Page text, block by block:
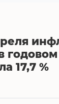
17,7 %